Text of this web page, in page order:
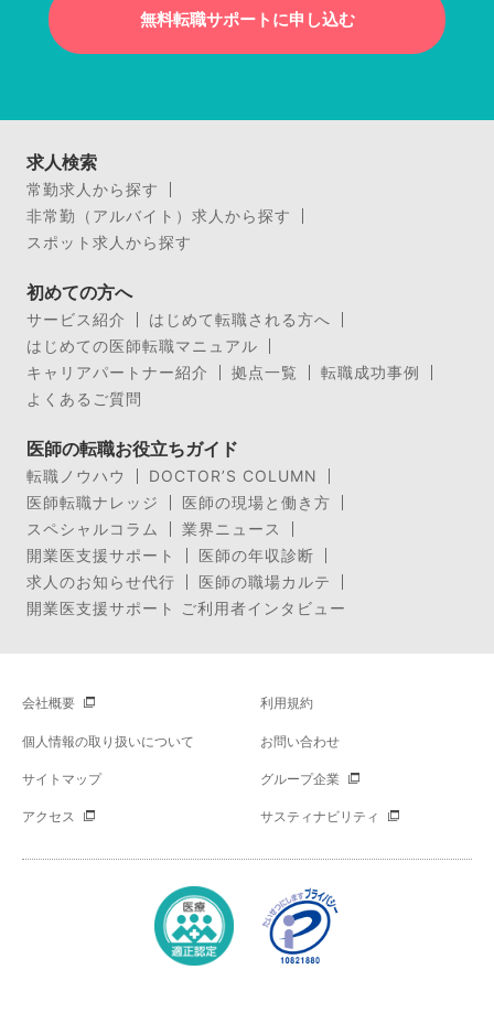
無料転職サポートに申し込む
求人検索
常勤求人から探す
非常勤（アルバイト）求人から探す
スポット求人から探す
初めての方へ
サービス紹介
はじめて転職される方へ
はじめての医師転職マニュアル
キャリアパートナー紹介
拠点一覧
転職成功事例
よくあるご質問
医師の転職お役立ちガイド
転職ノウハウ
DOCTOR’S COLUMN
医師転職ナレッジ
医師の現場と働き方
スペシャルコラム
業界ニュース
開業医支援サポート
医師の年収診断
求人のお知らせ代行
医師の職場カルテ
開業医支援サポート ご利用者インタビュー
会社概要 利用規約
個人情報の取り扱いについて お問い合わせ
サイトマップ グループ企業
アクセス サスティナビリティ